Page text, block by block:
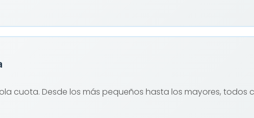
cuota. Desde los más pequeños hasta los mayores, todos